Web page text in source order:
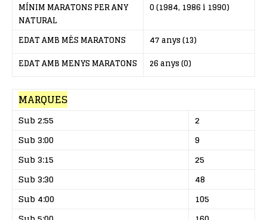
MÍNIM MARATONS PER ANY
NATURAL
0 (1984, 1986 i 1990)
EDAT AMB MÉS MARATONS
47 anys (13)
EDAT AMB MENYS MARATONS
26 anys (0)
MARQUES
Sub 2:55
2
Sub 3:00
9
Sub 3:15
25
Sub 3:30
48
Sub 4:00
105